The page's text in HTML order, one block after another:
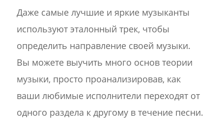
Даже самые лучшие и яркие музыканты
используют эталонный трек, чтобы
определить направление своей музыки.
Вы можете выучить много основ теории
музыки, просто проанализировав, как
ваши любимые исполнители переходят от
одного раздела к другому в течение песни.